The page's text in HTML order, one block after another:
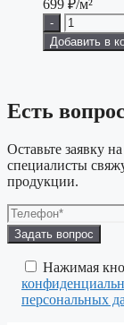
699 ₽/м²
-
Добавить в
Есть
Оставьте заявку
специалисты
продукции.
Оставьте
это
поле
пустым.
Нажимая
персональных